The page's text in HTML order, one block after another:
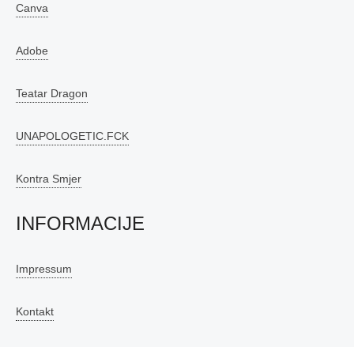
Canva
Adobe
Teatar Dragon
UNAPOLOGETIC.FCK
Kontra Smjer
INFORMACIJE
Impressum
Kontakt